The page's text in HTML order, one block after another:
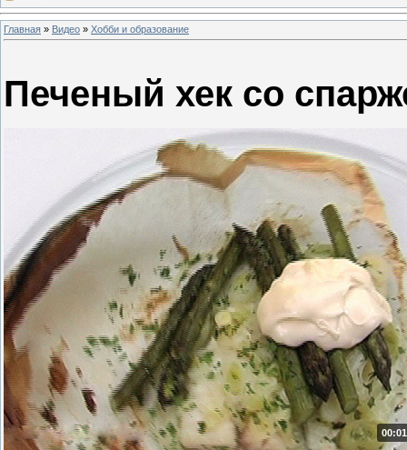
Главная » Видео » Хобби и образование
Печеный хек со